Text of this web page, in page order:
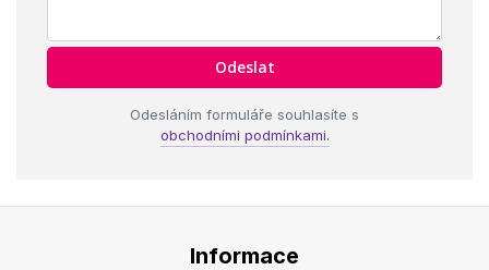
Odesláním formuláře souhlasíte s
obchodními podmínkami.
Informace